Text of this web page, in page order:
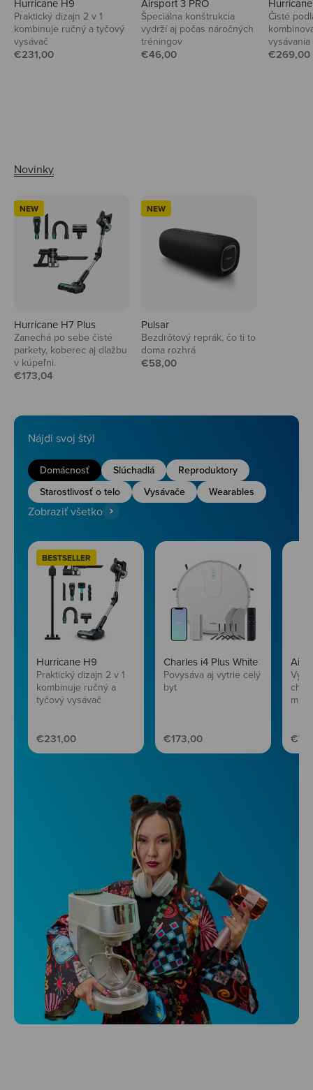
Hurricane H9
Praktický dizajn 2 v 1
kombinuje ručný a tyčový
vysávač
Predajná cena
€231,00
Airsport 3 PRO
Špeciálna konštrukcia
vydrží aj počas náročných
tréningov
Predajná cena
€46,00
Čisté
Predajná
€269,00
NEW
Hurricane H7 Plus
Zanechá po sebe čisté
parkety, koberec aj dlažbu
v kúpeľni.
Predajná cena
€173,04
NEW
Pulsar
Bezdrôtový reprák, čo ti to
doma rozhrá
Predajná cena
€58,00
Nájdi svoj štýl
Domácnosť Slúchadlá
Reproduktory
Starostlivosť o telo
Vysávače Wearables
Zobraziť všetko
BESTSELLER
Hurricane H9
Praktický dizajn 2 v 1
kombinuje ručný a
tyčový vysávač
Predajná cena
€231,00
Charles i4 Plus White
Povysáva aj vytrie celý
byt
Predajná cena
€173,00
Niceboy ONE Ultra
Sleduje tvoje zdravie, spánok aj pohyb
a ešte k tomu aj platí.